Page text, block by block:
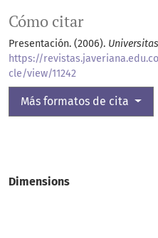
Cómo citar
Presentación. (2006).
https://
cle/view/11242
Más formatos de cita
Dimensions